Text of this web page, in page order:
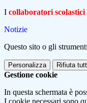
I collaboratori scolastici
Notizie
Questo sito o gli
Personalizza Rifiuta
Gestione cookie
In questa schermata è